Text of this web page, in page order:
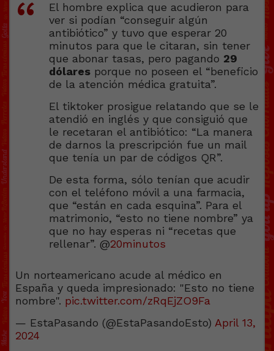
El hombre explica que acudieron para
ver si podían “conseguir algún
antibiótico” y tuvo que esperar 20
minutos para que le citaran, sin tener
que abonar tasas, pero pagando 29
dólares porque no poseen el “beneficio
de la atención médica gratuita”.
El tiktoker prosigue relatando que se le
atendió en inglés y que consiguió que
le recetaran el antibiótico: “La manera
de darnos la prescripción fue un mail
que tenía un par de códigos QR”.
De esta forma, sólo tenían que acudir
con el teléfono móvil a una farmacia,
que “están en cada esquina”. Para el
matrimonio, “esto no tiene nombre” ya
que no hay esperas ni “recetas que
rellenar”. @20minutos
Un norteamericano acude al médico en
España y queda impresionado: "Esto no tiene
nombre". pic.twitter.com/zRqEjZO9Fa
— EstaPasando (@EstaPasandoEsto) April 13,
2024